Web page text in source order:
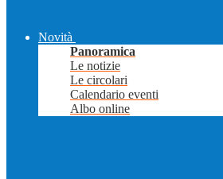
Novità
Panoramica
Le notizie
Le circolari
Calendario eventi
Albo online